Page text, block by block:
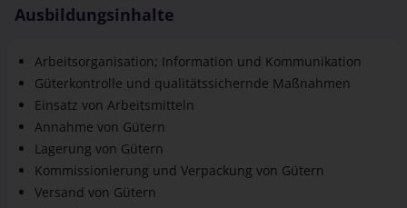
Ausbildungsinhalte
Arbeitsorganisation; Information und Kommunikation
Güterkontrolle und qualitätssichernde Maßnahmen
Einsatz von Arbeitsmitteln
Annahme von Gütern
Lagerung von Gütern
Kommissionierung und Verpackung von Gütern
Versand von Gütern